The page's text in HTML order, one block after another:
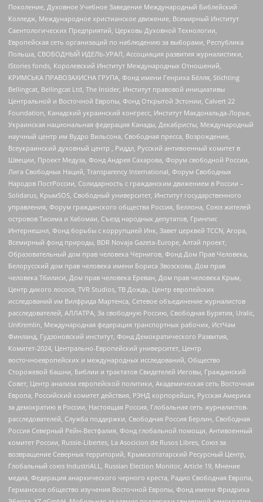
Поколение, Духовное Учебное Заведение Международный Библейский
Колледж, Международное христианское движение, Всемирный Институт
Саентологических Предприятий, Церковь Духовной Технологии,
Европейская сеть организаций по наблюдению за выборами, Республика
Польша, СВОБОДНЫЙ ИДЕЛЬ-УРАЛ, Ассоциация развития журналистики,
IStories fonds, Королевский Институт Международных Отношений,
КРИМСЬКА ПРАВОЗАХИСНА ГРУПА, Фонд имени Генриха Бёлля, Stichting
Bellingcat, Bellingcat Ltd, The Insider, Институт правовой инициативы
Центральной и Восточной Европы, Фонд Открытой Эстонии, Calvert 22
Foundation, Канадский украинский конгресс, Институт Макдональда-Лорье,
Украинская национальная федерация Канады, Декабристы, Международный
научный центр им Вудро Вильсона, Свободная пресса, Возрождение,
Всеукраинский духовный центр , Риддл, Русский антивоенный комитет в
Швеции, Проект Медуза, Фонд Андрея Сахарова, Форум свободной России,
Лига Свободных Наций, Transparеncy International, Форум Свободных
Народов ПостРоссии, Солидарность с гражданским движением в России –
Solidarus, КрымSOS, Свободный университет, Институт государственного
управления, Форум гражданского общества Россия, Беллона, Союз жителей
островов Тисима и Хабомаи, Съезд народных депутатов, Гринпис
Интернешнл, Фонд борьбы с коррупцией Инк, Завет церквей TCCN, Агора,
Всемирный фонд природы, BDR Novaja Gazeta-Europe, Алтай проект,
Образовательный дом прав человека Чернигов, Фонд Дом Прав Человека,
Белорусский дом прав человека имени Бориса Звозскова, Дом прав
человека Тбилиси, Дом прав человека Ереван, Дом прав человека Крым,
Центр дикого лосося, TVR Studios, ТВ Дождь, Центр европейских
исследований им Вилфрида Мартенса, Сетевое объединение журналистов
расследователей, АЛЛАТРА, За свободную Россию, Свободная Бурятия, Uralic,
UnKremlin, Международная федерация транспортных рабочих, ИстЧам
Финланд, Гудзоновский институт, Фонд Демократического Развития,
Комитет-2024, Центрально-Европейский университет, Центр
восточноевропейских и международных исследований, Общество
Сторожевой башни, Библии и трактатов Свидетелей Иеговы, Гражданский
Совет, Центр анализа европейской политики, Академическая сеть Восточная
Европа, Российский комитет действия, РЭНД корпорейшн, Русская Америка
за демократию в России, Настоящая Россия, Глобальная сеть журналистов-
расследователей, Служба поддержки, Свободная Россия Берлин, Свободная
Россия Северный Рейн-Вестфалия, Фонд глобальной помощи, Антивоенный
комитет России, Russie-Libertes, La Asocicion de Rusos Libres, Союз за
возвращение Северных территорий, Крымскотатарский Ресурсный Центр,
Глобальный союз IndustriALL, Russian Election Monitor, Article 19, Мнение
медиа, Федерация анархического черного креста, Радио Свободная Европа,
Германское общество изучения Восточной Европы, Фонд имени Фридриха